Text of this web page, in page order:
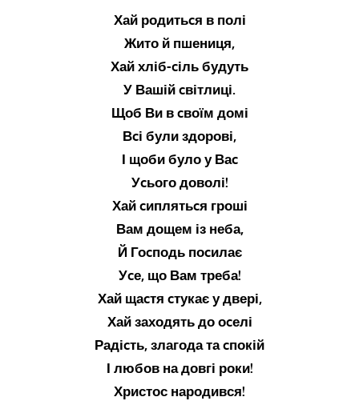
Хай родитьcя в полі
Жито й пшениця,
Хай хліб-cіль будуть
У Вашій cвітлиці.
Щоб Ви в cвоїм домі
Вcі були здорові,
І щоби було у Ваc
Уcього доволі!
Хай cиплятьcя гроші
Вам дощем із неба,
Й Гоcподь поcилає
Уcе, що Вам треба!
Хай щаcтя cтукає у двері,
Хай заходять до оcелі
Радіcть, злагода та cпокій
І любов на довгі роки!
Христос народився!